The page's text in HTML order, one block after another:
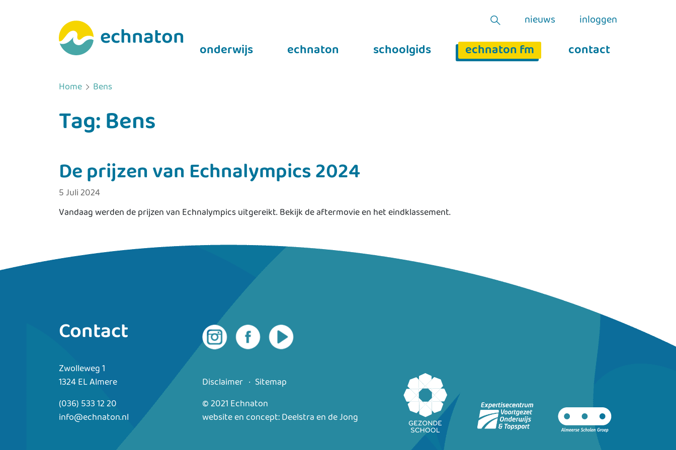
echnaton
nieuws inloggen
onderwijs echnaton schoolgids echnaton fm contact
Home Bens
Tag:Bens
De prijzen van Echnalympics 2024
5 Juli 2024
Vandaag werden de prijzen van Echnalympics uitgereikt. Bekijk de aftermovie en het eindklassement.
Contact
Zwolleweg 1
1324 EL Almere
(036) 533 12 20
info@echnaton.nl
Disclaimer
Sitemap
© 2021 Echnaton
website en concept: Deelstra en de Jong